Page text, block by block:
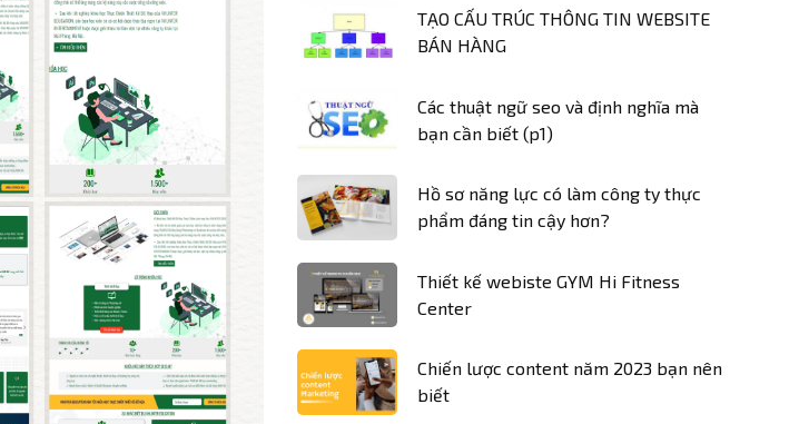
TẠO CẤU TRÚC THÔNG TIN WEBSITE
BÁN HÀNG
Các thuật ngữ seo và định nghĩa mà
bạn cần biết (p1)
Hồ sơ năng lực có làm công ty thực
phẩm đáng tin cậy hơn?
Thiết kế webiste GYM Hi Fitness
Center
Chiến lược content năm 2023 bạn nên
biết